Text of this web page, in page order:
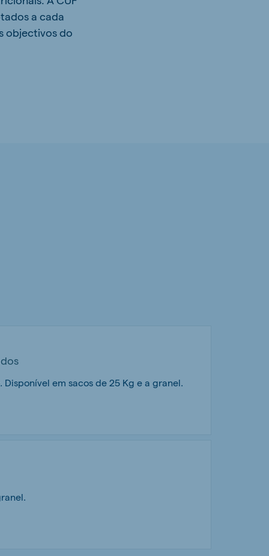
a cada
objectivos do
em sacos de 25 Kg e a granel.